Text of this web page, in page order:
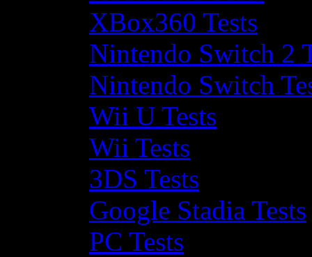
XBox360 Tests
Nintendo Switch 2
Nintendo Switch
Wii U Tests
Wii Tests
3DS Tests
Google Stadia Tests
PC Tests